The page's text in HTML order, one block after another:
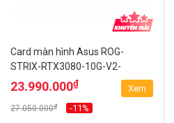
Card màn hình Asus ROG-
STRIX-RTX3080-10G-V2-
GAMING
23.990.000₫
27.050.000₫ -11%
Xem